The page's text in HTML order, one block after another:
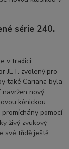
série 240.
v tradici
JET, zvolený pro
také Cariana byla
navržen nový
kónickou
pomocí
živý zvukový
své třídě ještě